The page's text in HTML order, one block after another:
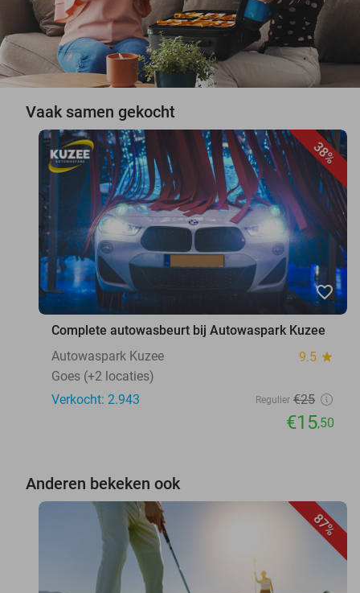
Vaak samen gekocht
38%
favorite_border
Complete autowasbeurt bij Autowaspark Kuzee
Autowaspark Kuzee
9.5 star
Goes (+2 locaties)
Verkocht: 2.943
Regulier €25
€15,50
Anderen bekeken ook
87%